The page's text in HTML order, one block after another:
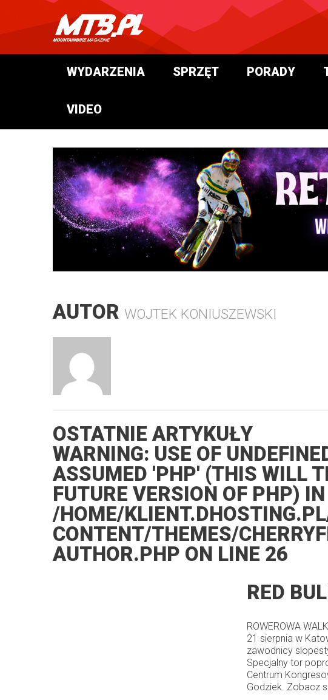
WYDARZENIA SPRZĘT PORADY
VIDEO
AUTOR WOJTEK KONIUSZEWSKI
OSTATNIE ARTYKUŁY
WARNING: USE OF
ASSUMED 'PHP' (THIS WILL
FUTURE VERSION OF PHP) IN
/HOME/
CONTENT/THEMES/
AUTHOR.PHP ON LINE 26
RED
ROWEROWA
21 sierpnia w
zawodnicy
Specjalny tor
Centrum
Godziek. Zobacz